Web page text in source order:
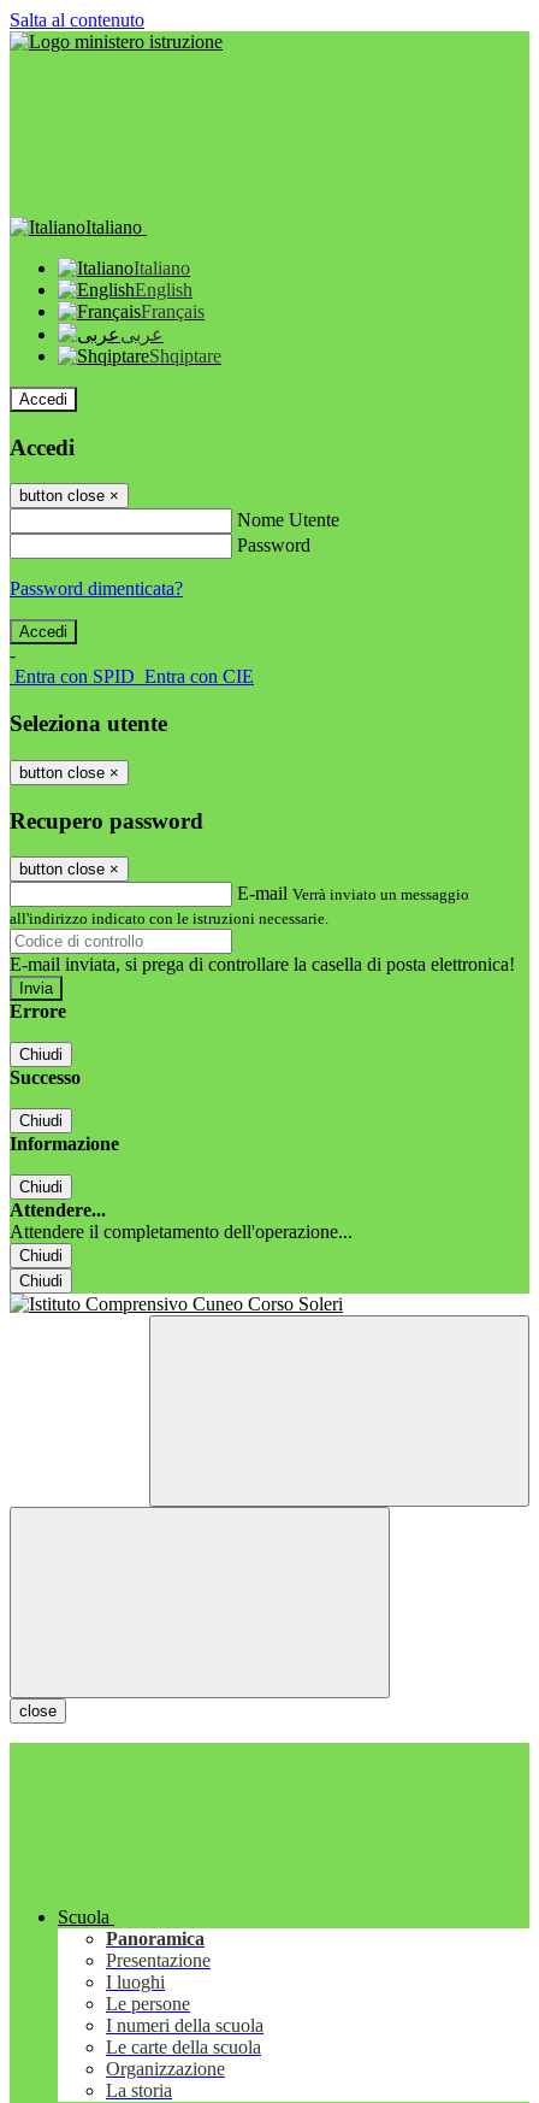
Salta al contenuto
Italiano
Italiano
English
Français
عربى
Shqiptare
Accedi
Accedi
button close ×
Nome Utente
Password
Password dimenticata?
-
Entra con SPID Entra con CIE
Seleziona utente
button close ×
Recupero password
button close ×
E-mail Verrà inviato un messaggio
all'indirizzo indicato con le istruzioni necessarie.
E-mail inviata, si prega di controllare la casella di posta elettronica!
Errore
Chiudi
Successo
Chiudi
Informazione
Chiudi
Attendere...
Attendere il completamento dell'operazione...
Chiudi
Chiudi
close
Scuola
Panoramica
Presentazione
I luoghi
Le persone
I numeri della scuola
Le carte della scuola
Organizzazione
La storia